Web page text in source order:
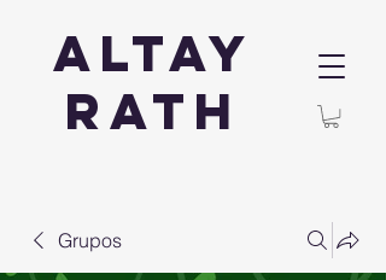
Altay
Rath
Grupos